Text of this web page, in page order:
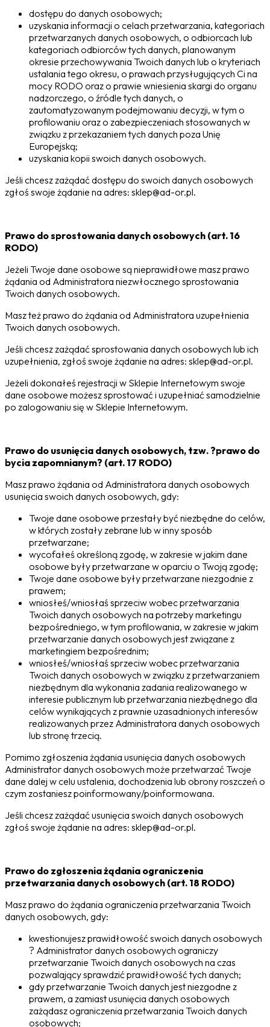
dostępu do danych osobowych;
uzyskania informacji o celach przetwarzania, kategoriach
przetwarzanych danych osobowych, o odbiorcach lub
kategoriach odbiorców tych danych, planowanym
okresie przechowywania Twoich danych lub o kryteriach
ustalania tego okresu, o prawach przysługujących Ci na
mocy RODO oraz o prawie wniesienia skargi do organu
nadzorczego, o źródle tych danych, o
zautomatyzowanym podejmowaniu decyzji, w tym o
profilowaniu oraz o zabezpieczeniach stosowanych w
związku z przekazaniem tych danych poza Unię
Europejską;
uzyskania kopii swoich danych osobowych.
Jeśli chcesz zażądać dostępu do swoich danych osobowych
zgłoś swoje żądanie na adres: sklep@ad-or.pl.
Prawo do sprostowania danych osobowych (art. 16
RODO)
Jeżeli Twoje dane osobowe są nieprawidłowe masz prawo
żądania od Administratora niezwłocznego sprostowania
Twoich danych osobowych.
Masz też prawo do żądania od Administratora uzupełnienia
Twoich danych osobowych.
Jeśli chcesz zażądać sprostowania danych osobowych lub ich
uzupełnienia, zgłoś swoje żądanie na adres: sklep@ad-or.pl.
Jeżeli dokonałeś rejestracji w Sklepie Internetowym swoje
dane osobowe możesz sprostować i uzupełniać samodzielnie
po zalogowaniu się w Sklepie Internetowym.
Prawo do usunięcia danych osobowych, tzw. ?prawo do
bycia zapomnianym? (art. 17 RODO)
Masz prawo żądania od Administratora danych osobowych
usunięcia swoich danych osobowych, gdy:
Twoje dane osobowe przestały być niezbędne do celów,
w których zostały zebrane lub w inny sposób
przetwarzane;
wycofałeś określoną zgodę, w zakresie w jakim dane
osobowe były przetwarzane w oparciu o Twoją zgodę;
Twoje dane osobowe były przetwarzane niezgodnie z
prawem;
wniosłeś/wniosłaś sprzeciw wobec przetwarzania
Twoich danych osobowych na potrzeby marketingu
bezpośredniego, w tym profilowania, w zakresie w jakim
przetwarzanie danych osobowych jest związane z
marketingiem bezpośrednim;
wniosłeś/wniosłaś sprzeciw wobec przetwarzania
Twoich danych osobowych w związku z przetwarzaniem
niezbędnym dla wykonania zadania realizowanego w
interesie publicznym lub przetwarzania niezbędnego dla
celów wynikających z prawnie uzasadnionych interesów
realizowanych przez Administratora danych osobowych
lub stronę trzecią.
Pomimo zgłoszenia żądania usunięcia danych osobowych
Administrator danych osobowych może przetwarzać Twoje
dane dalej w celu ustalenia, dochodzenia lub obrony roszczeń o
czym zostaniesz poinformowany/poinformowana.
Jeśli chcesz zażądać usunięcia swoich danych osobowych
zgłoś swoje żądanie na adres: sklep@ad-or.pl.
Prawo do zgłoszenia żądania ograniczenia
przetwarzania danych osobowych (art. 18 RODO)
Masz prawo do żądania ograniczenia przetwarzania Twoich
danych osobowych, gdy:
kwestionujesz prawidłowość swoich danych osobowych
? Administrator danych osobowych ograniczy
przetwarzanie Twoich danych osobowych na czas
pozwalający sprawdzić prawidłowość tych danych;
gdy przetwarzanie Twoich danych jest niezgodne z
prawem, a zamiast usunięcia danych osobowych
zażądasz ograniczenia przetwarzania Twoich danych
osobowych;